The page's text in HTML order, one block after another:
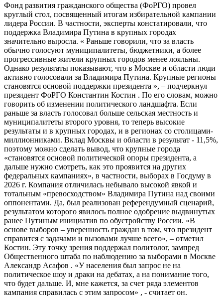
Фонд развития гражданского общества (ФоРГО) провел
круглый стол, посвященный итогам избирательной кампании
лидера России. В частности, эксперты констатировали, что
поддержка Владимира Путина в крупных городах
значительно выросла. « Раньше говорили, что за власть
обычно голосуют муниципалитеты, бюджетники, а более
прогрессивные жители крупных городов менее лояльны.
Однако результаты показывают, что в Москве и области люди
активно голосовали за Владимира Путина. Крупные регионы
становятся основой поддержки президента », – подчеркнул
президент ФоРГО Константин Костин . По его словам, можно
говорить об изменении политического ландшафта. Если
раньше за власть голосовал больше сельская местность и
муниципалитеты второго уровня, то теперь высокие
результаты и в крупных городах, и в регионах со столицами-
миллионниками. Вклад Москвы и области в результат - 11,5%,
поэтому можно сделать вывод, что крупные города
«становятся основой политической опоры президента, а
дальше нужно смотреть, как это проявится на других
федеральных кампаниях», в частности, выборах в Госдуму в
2026 г. Компания отличилась небывало высокой явкой и
тотальным «превосходством» Владимира Путина над своими
оппонентами. Да, был реализован референдумный сценарий,
результатом которого явилось полное одобрение выдвинутых
ранее Путиным инициатив по обустройству России. «В
основе выборов – уверенность граждан в том, что президент
справится с задачами и вызовами лучше всего», – отметил
Костин. Эту точку зрения поддержал политолог, зампред
Общественного штаба по наблюдению за выборами в Москве
Александр Асафов . «У населения был запрос не на
политическое шоу и драки на дебатах, а на понимание того,
что будет дальше. И, мне кажется, за счет ряда элементов
кампания справилась с этим запросом» , - считает он.